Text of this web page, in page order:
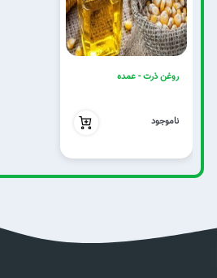
روغن ذرت - عمده
ناموجود